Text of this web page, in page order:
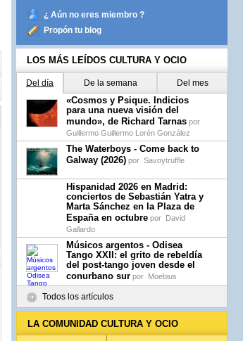
¿ Aún no eres miembro ?
Propón tu blog
LOS MÁS LEÍDOS CULTURA Y OCIO
Del día De la semana Del mes
«Cosmos y Psique. Indicios
para una nueva visión del
mundo», de Richard Tarnas por
Guillermo Guillermo Lorén González
The Waterboys - Come back to
Galway (2026) por Savoytruffle
Hispanidad 2026 en Madrid:
conciertos de Sebastián Yatra y
Marta Sánchez en la Plaza de
España en octubre por David
Gallardo
Músicos argentos - Odisea
Tango XXII: el grito de rebeldía
del post-tango joven desde el
conurbano sur por Moebius
Todos los artículos
LA COMUNIDAD CULTURA Y OCIO